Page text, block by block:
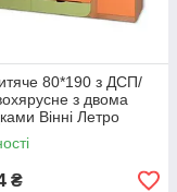
80*190 з ДСП/
з двома
Вінні Летро
₴